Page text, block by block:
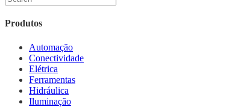
Produtos
Automação
Conectividade
Elétrica
Ferramentas
Hidráulica
Iluminação